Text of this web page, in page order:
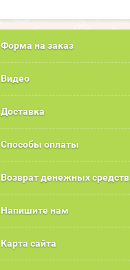
Форма на заказ
Видео
Доставка
Способы оплаты
Возврат денежных средств
Напишите нам
Карта сайта